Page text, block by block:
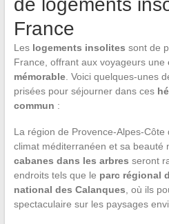
de logements
France
Les logements insolites sont de
France, offrant aux voyageurs une
mémorable. Voici quelques-unes
prisées pour séjourner dans ces
commun :
La région de Provence-Alpes-Côte
climat méditerranéen et sa beauté
cabanes dans les arbres seront
endroits tels que le parc régional
national des Calanques, où ils
spectaculaire sur les paysages